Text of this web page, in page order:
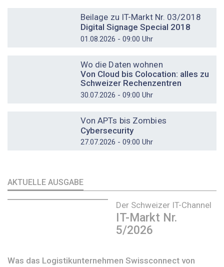
Beilage zu IT-Markt Nr. 03/2018
Digital Signage Special 2018
01.08.2026 - 09:00 Uhr
Wo die Daten wohnen
Von Cloud bis Colocation: alles zu
Schweizer Rechenzentren
30.07.2026 - 09:00 Uhr
Von APTs bis Zombies
Cybersecurity
27.07.2026 - 09:00 Uhr
AKTUELLE AUSGABE
Der Schweizer IT-Channel
IT-Markt Nr.
5/2026
Was das Logistikunternehmen Swissconnect von